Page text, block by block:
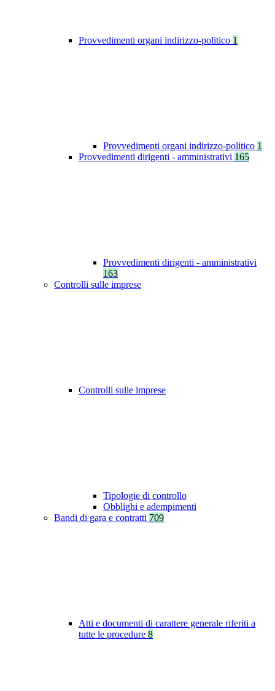
Provvedimenti organi indirizzo-politico 1
Provvedimenti organi indirizzo-politico 1
Provvedimenti dirigenti - amministrativi 165
Provvedimenti dirigenti - amministrativi
163
Controlli sulle imprese
Controlli sulle imprese
Tipologie di controllo
Obblighi e adempimenti
Bandi di gara e contratti 709
Atti e documenti di carattere generale riferiti a
tutte le procedure 8